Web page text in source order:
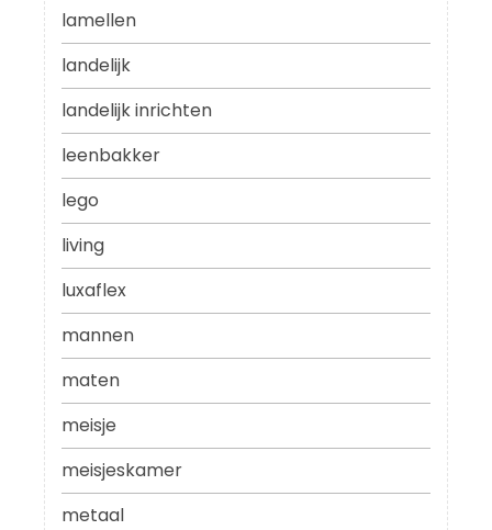
lamellen
landelijk
landelijk inrichten
leenbakker
lego
living
luxaflex
mannen
maten
meisje
meisjeskamer
metaal